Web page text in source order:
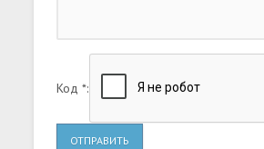
Код *:
ОТПРАВИТЬ